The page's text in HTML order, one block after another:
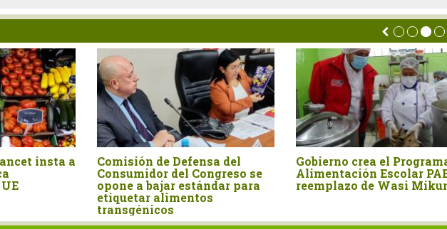
insta a
Comisión de Defensa del
Consumidor del Congreso se
opone a bajar estándar para
etiquetar alimentos
transgénicos
Gobierno crea el
Alimentación Escolar
reemplazo de Wasi